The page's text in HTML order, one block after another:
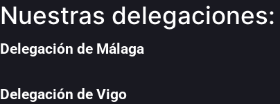
Nuestras delegaciones:
Delegación de Málaga
Delegación de Vigo